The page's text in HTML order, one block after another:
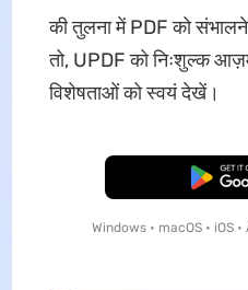
की तुलना में PDF को
तो, UPDF को निःशुल्क
विशेषताओं को स्वयं देखें।
मुफ्त
Windows • macOS • iOS